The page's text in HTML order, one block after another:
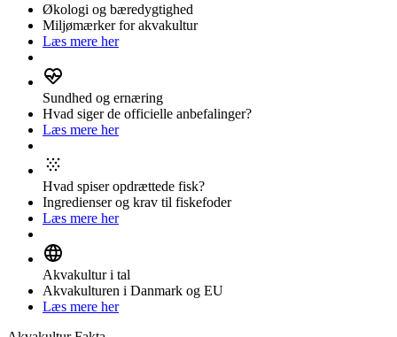
Økologi og bæredygtighed
Miljømærker for akvakultur
Læs mere her
Sundhed og ernæring
Hvad siger de officielle anbefalinger?
Læs mere her
Hvad spiser opdrættede fisk?
Ingredienser og krav til fiskefoder
Læs mere her
Akvakultur i tal
Akvakulturen i Danmark og EU
Læs mere her